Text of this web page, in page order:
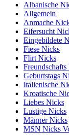
Albanische
Allgemein
Anmache
Eifersucht
Eingebildete
Fiese Nicks
Flirt Nicks
Geburtstags
Italienische
Kroatische
Liebes Nicks
Lustige Nicks
Männer Nicks
MSN Nicks